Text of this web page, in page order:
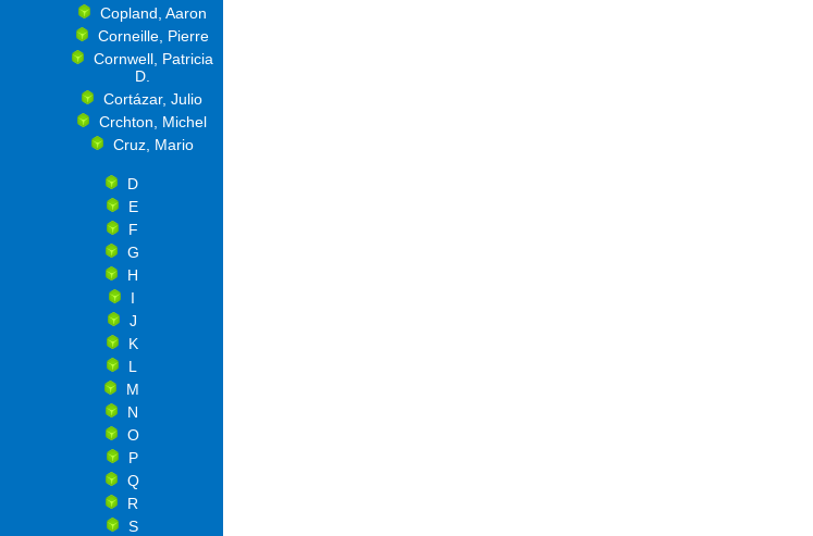
Copland, Aaron
Corneille, Pierre
Cornwell, Patricia
D.
Cortázar, Julio
Crchton, Michel
Cruz, Mario
D
E
F
G
H
I
J
K
L
M
N
O
P
Q
R
S